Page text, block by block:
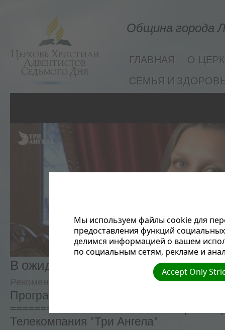
Община города
ГЛАВНАЯ
О
СЕМЬЯ И
В ожидании чуда - Екатерина
Рекомендуемые
Программа "В ожидании чуда"
===========================
Телекомпания "Три Ангела"
Мы используем файлы cookie для
предоставления функций
делимся информацией о вашем
по социальным сетям, рекламе и
Accept Only